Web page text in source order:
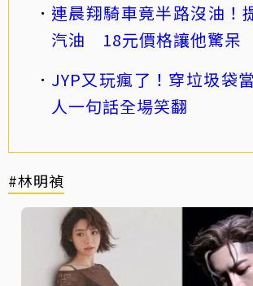
連晨翔騎車竟半路沒油！
汽油 18元價格讓他驚呆
JYP又玩瘋了！穿垃圾袋
人一句話全場笑翻
#林明禎